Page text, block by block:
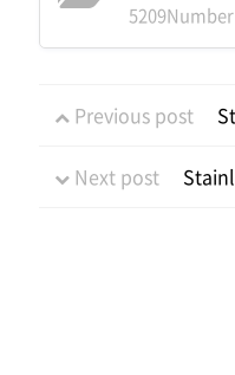
Previous post
Next post